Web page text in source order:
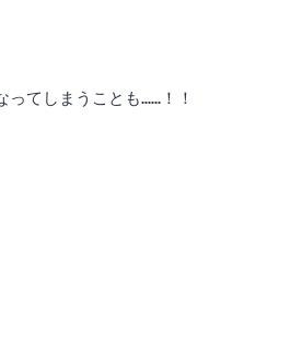
てしまうことも……！！